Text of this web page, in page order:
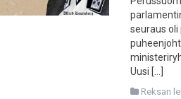
seuraus
Uusi […]
Reksan